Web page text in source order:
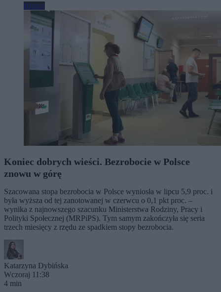
Biznes
Koniec dobrych wieści. Bezrobocie w Polsce
znowu w górę
Szacowana stopa bezrobocia w Polsce wyniosła w lipcu 5,9 proc. i
była wyższa od tej zanotowanej w czerwcu o 0,1 pkt proc. –
wynika z najnowszego szacunku Ministerstwa Rodziny, Pracy i
Polityki Społecznej (MRPiPS). Tym samym zakończyła się seria
trzech miesięcy z rzędu ze spadkiem stopy bezrobocia.
Katarzyna Dybińska
Wczoraj 11:38
4 min